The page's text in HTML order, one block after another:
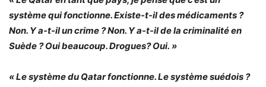
système qui fonctionne. Existe-t-il des médicaments ?
Non. Y a-t-il un crime ? Non. Y a-t-il de la criminalité en
Suède ? Oui beaucoup. Drogues? Oui. »
« Le système du Qatar fonctionne. Le système suédois ?